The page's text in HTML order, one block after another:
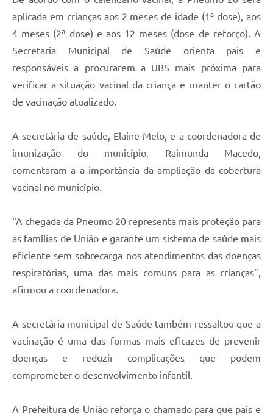
aplicada em crianças aos 2 meses de idade (1ª dose), aos
4 meses (2ª dose) e aos 12 meses (dose de reforço). A
Secretaria Municipal de Saúde orienta pais e
responsáveis a procurarem a UBS mais próxima para
verificar a situação vacinal da criança e manter o cartão
de vacinação atualizado.
A secretária de saúde, Elaine Melo, e a coordenadora de
imunização do município, Raimunda Macedo,
comentaram a a importância da ampliação da cobertura
vacinal no município.
“A chegada da Pneumo 20 representa mais proteção para
as famílias de União e garante um sistema de saúde mais
eficiente sem sobrecarga nos atendimentos das doenças
respiratórias, uma das mais comuns para as crianças”,
afirmou a coordenadora.
A secretária municipal de Saúde também ressaltou que a
vacinação é uma das formas mais eficazes de prevenir
doenças e reduzir complicações que podem
comprometer o desenvolvimento infantil.
A Prefeitura de União reforça o chamado para que pais e